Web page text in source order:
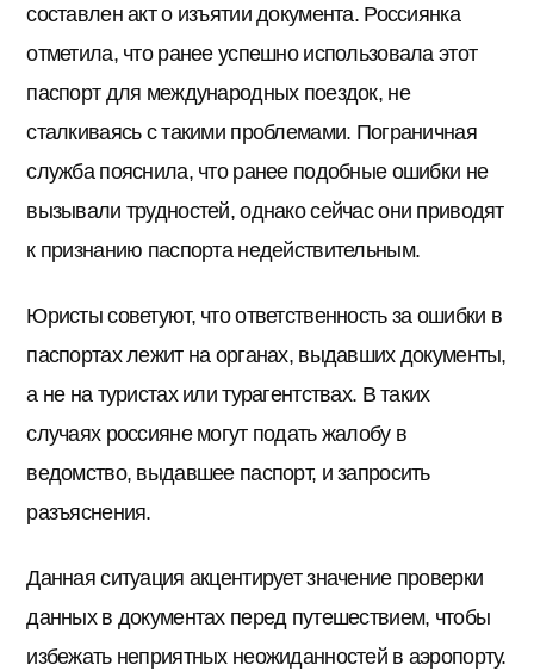
составлен акт о изъятии документа. Россиянка
отметила, что ранее успешно использовала этот
паспорт для международных поездок, не
сталкиваясь с такими проблемами. Пограничная
служба пояснила, что ранее подобные ошибки не
вызывали трудностей, однако сейчас они приводят
к признанию паспорта недействительным.
Юристы советуют, что ответственность за ошибки в
паспортах лежит на органах, выдавших документы,
а не на туристах или турагентствах. В таких
случаях россияне могут подать жалобу в
ведомство, выдавшее паспорт, и запросить
разъяснения.
Данная ситуация акцентирует значение проверки
данных в документах перед путешествием, чтобы
избежать неприятных неожиданностей в аэропорту.